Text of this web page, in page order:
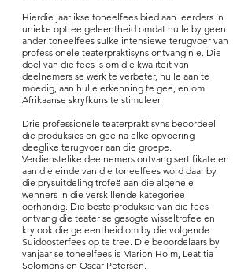
Hierdie jaarlikse toneelfees bied aan leerders ‘n
unieke optree geleentheid omdat hulle by geen
ander toneelfees sulke intensiewe terugvoer van
professionele teaterpraktisyns ontvang nie. Die
doel van die fees is om die kwaliteit van
deelnemers se werk te verbeter, hulle aan te
moedig, aan hulle erkenning te gee, en om
Afrikaanse skryfkuns te stimuleer.
Drie professionele teaterpraktisyns beoordeel
die produksies en gee na elke opvoering
deeglike terugvoer aan die groepe.
Verdienstelike deelnemers ontvang sertifikate en
aan die einde van die toneelfees word daar by
die prysuitdeling trofeë aan die algehele
wenners in die verskillende kategorieë
oorhandig. Die beste produksie van die fees
ontvang die teater se gesogte wisseltrofee en
kry ook die geleentheid om by die volgende
Suidoosterfees op te tree. Die beoordelaars by
vanjaar se toneelfees is Marion Holm, Leatitia
Solomons en Oscar Petersen.